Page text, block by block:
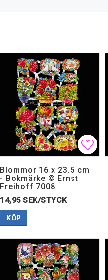
Blommor 16 x 23.5 cm
- Bokmärke © Ernst
Freihoff 7008
14,95 SEK/STYCK
KÖP